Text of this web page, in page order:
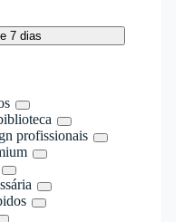
7 dias
profissionais